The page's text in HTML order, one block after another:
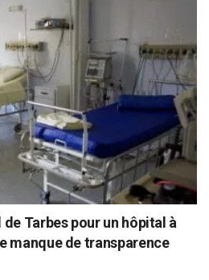
Tarbes pour un hôpital à
manque de transparence